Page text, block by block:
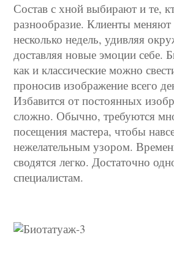
Состав с хной выбирают и те,
разнообразие. Клиенты
несколько недель, удивляя
доставляя новые эмоции себе.
как и классические можно
проносив изображение всего
Избавится от постоянных
сложно. Обычно, требуются
посещения мастера, чтобы
нежелательным узором.
сводятся легко. Достаточно
специалистам.